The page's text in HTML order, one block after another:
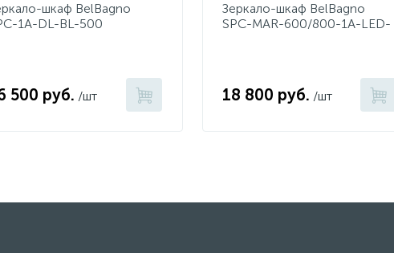
шкаф BelBagno
1A-DL-BL-500
500 руб. /шт
Зеркало-шкаф BelBagno
SPC-MAR-600/800-1A-LED-
18 800 руб. /шт